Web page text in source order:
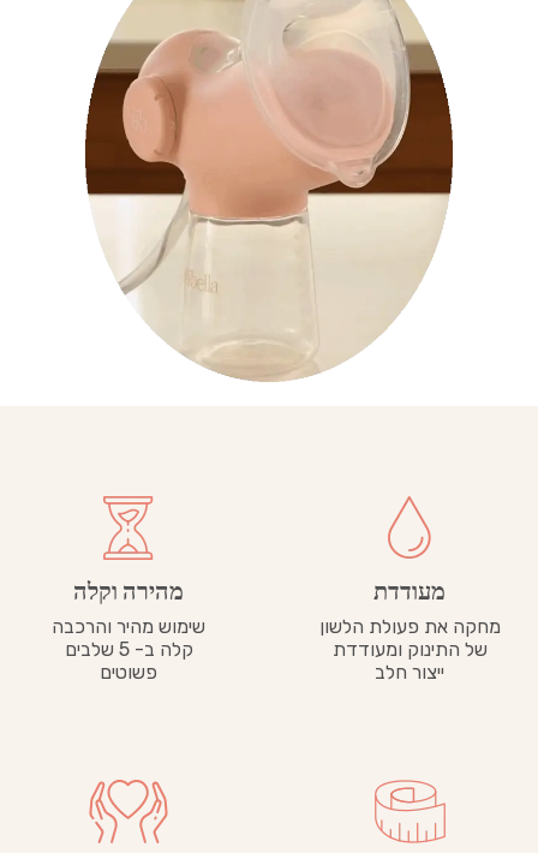
מהירה וקלה
שימוש מהיר והרכבה
קלה ב- 5 שלבים
פשוטים
מעודדת
מחקה את פעולת הלשון
של התינוק ומעודדת
ייצור חלב